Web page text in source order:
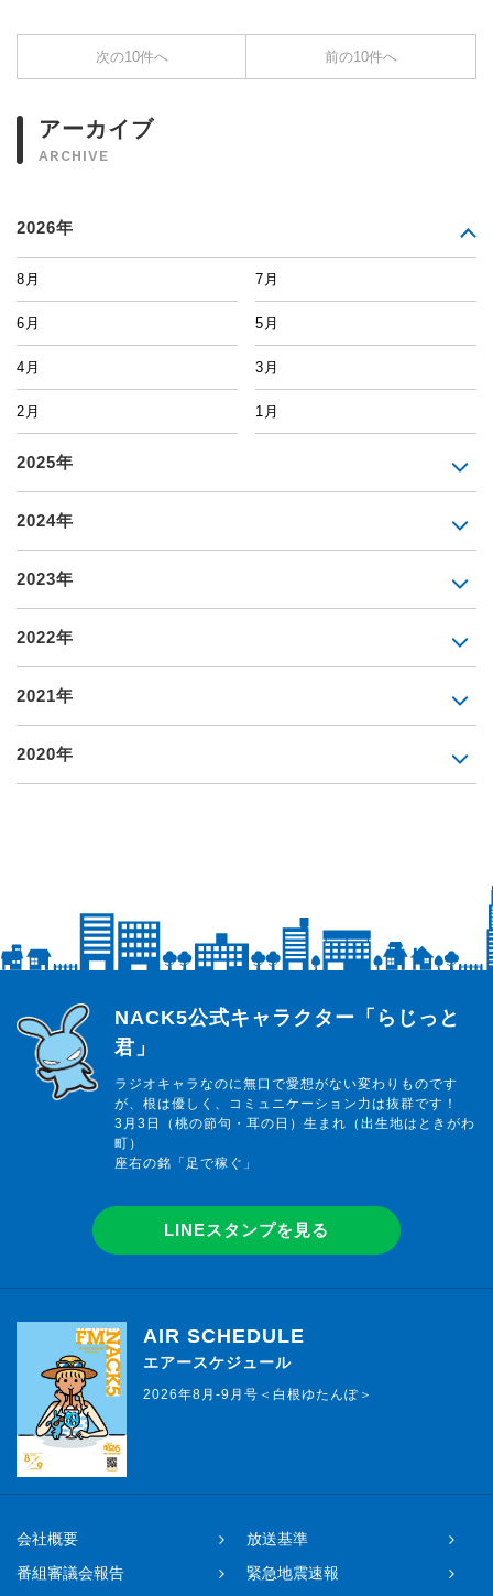
次の10件へ 前の10件へ
アーカイブ
ARCHIVE
2026年
8月 7月
6月 5月
4月 3月
2月 1月
2025年
2024年
2023年
2022年
2021年
2020年
らじっと君
NACK5公式キャラクター「らじっと
君」
ラジオキャラなのに無口で愛想がない変わりものです
が、根は優しく、コミュニケーション力は抜群です！
3月3日（桃の節句・耳の日）生まれ（出生地はときがわ
町）
座右の銘「足で稼ぐ」
LINEスタンプを見る
AIR SCHEDULE
エアースケジュール
2026年8月-9月号＜白根ゆたんぽ＞
会社概要
放送基準
番組審議会報告
緊急地震速報